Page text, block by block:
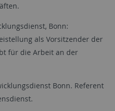
Bonn:
als Vorsitzender der
für die Arbeit an der
Bonn. Referent